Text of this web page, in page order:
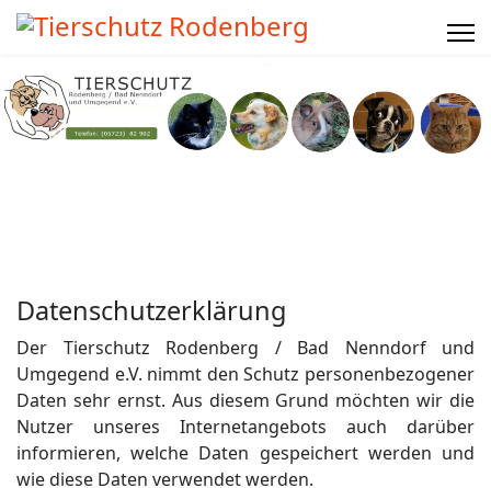
Datenschutzerklärung
Der Tierschutz Rodenberg / Bad Nenndorf und
Umgegend e.V. nimmt den Schutz personenbezogener
Daten sehr ernst. Aus diesem Grund möchten wir die
Nutzer unseres Internetangebots auch darüber
informieren, welche Daten gespeichert werden und
wie diese Daten verwendet werden.